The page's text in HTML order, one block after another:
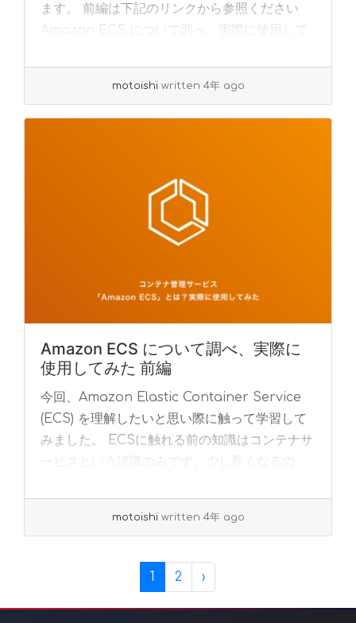
ます。 前編は下記のリンクから参照ください
Amazon ECS について調べ、実際に使用して
motoishi written 4年 ago
Amazon ECS について調べ、実際に
使用してみた 前編
今回、Amazon Elastic Container Service
(ECS) を理解したいと思い際に触って学習して
みました。 ECSに触れる前の知識はコンテナサ
ービスという認識のみです。少し長くなるの
motoishi written 4年 ago
Current Page
1 Page
2 ›